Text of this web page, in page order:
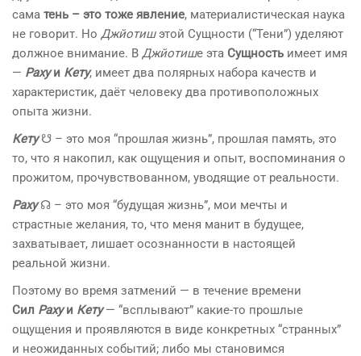
сама тень – это тоже явление, материалистическая наука
не говорит. Но Джйотишэтой Сущности (“Тени”) уделяют
должное внимание. В Джйотише эта Сущность имеет имя
— Рахуи Кету, имеет два полярных набора качеств и
характеристик, даёт человеку два противоположных
опыта жизни.
Кету☋ – это моя “прошлая жизнь”, прошлая память, это
то, что я накопил, как ощущения и опыт, воспоминания о
прожитом, прочувствованном, уводящие от реальности.
Раху☊ – это моя “будущая жизнь”, мои мечты и
страстные желания, то, что меня манит в будущее,
захватывает, лишает осознанности в настоящей
реальной жизни.
Поэтому во время затмений — в течение времени
Сил Рахуи Кету — “всплывают” какие-то прошлые
ощущения и проявляются в виде конкретных “странных”
и неожиданных событий; либо мы становимся